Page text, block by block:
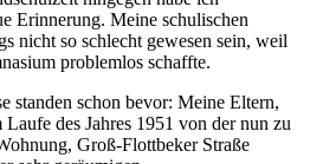
Erinnerung. Meine schulischen
nicht so schlecht gewesen sein, weil
problemlos schaffte.
standen schon bevor: Meine Eltern,
des Jahres 1951 von der nun zu
Groß-Flottbeker Straße